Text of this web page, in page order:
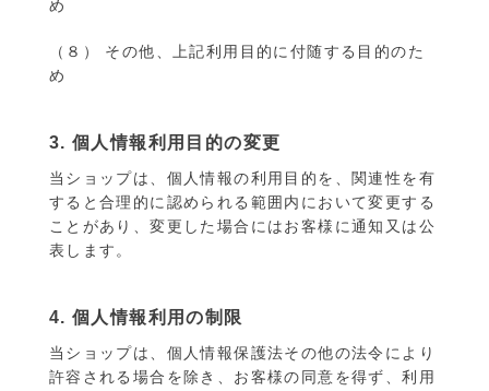
め
（８） その他、上記利用目的に付随する目的のた
め
3. 個人情報利用目的の変更
当ショップは、個人情報の利用目的を、関連性を有
すると合理的に認められる範囲内において変更する
ことがあり、変更した場合にはお客様に通知又は公
表します。
4. 個人情報利用の制限
当ショップは、個人情報保護法その他の法令により
許容される場合を除き、お客様の同意を得ず、利用